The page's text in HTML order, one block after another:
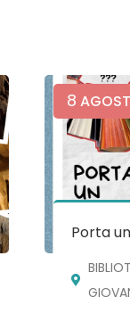
8
Porta